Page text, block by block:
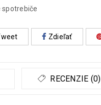
spotrebiče
Zdieľať
RECENZIE (0)